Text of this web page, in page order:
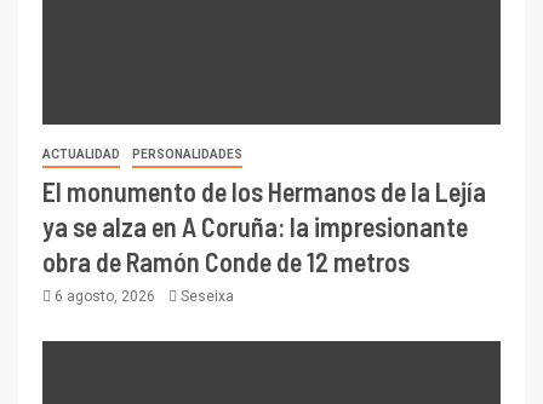
ACTUALIDAD PERSONALIDADES
El monumento de los Hermanos de la Lejía
ya se alza en A Coruña: la impresionante
obra de Ramón Conde de 12 metros
6 agosto, 2026 Seseixa